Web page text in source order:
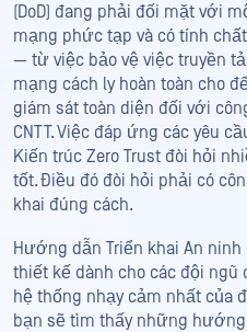
(DoD) đang phải đối mặt với
mạng phức tạp và có tính
— từ việc bảo vệ việc truyền
mạng cách ly hoàn toàn cho
giám sát toàn diện đối với
CNTT. Việc đáp ứng các yêu
Kiến trúc Zero Trust đòi hỏi
tốt. Điều đó đòi hỏi phải có
khai đúng cách.
Hướng dẫn Triển khai An ninh
thiết kế dành cho các đội
hệ thống nhạy cảm nhất của
bạn sẽ tìm thấy những